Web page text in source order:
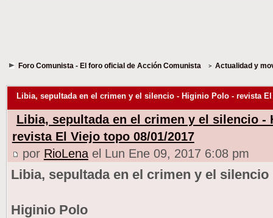
Foro Comunista - El foro oficial de Acción Comunista Actualidad y
Libia, sepultada en el crimen y el silencio - Higinio Polo - revista El
Libia, sepultada en el crimen y el silencio -
revista El Viejo topo 08/01/2017
por RioLenael Lun Ene 09, 2017 6:08 pm
Libia, sepultada en el crimen y el silencio
Higinio Polo